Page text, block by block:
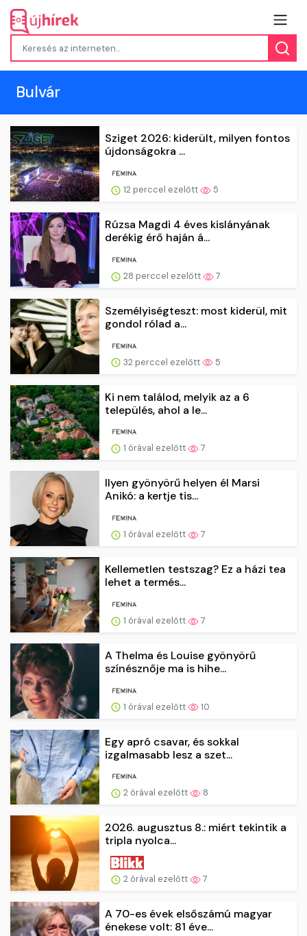
Bulvár
Sziget 2026: kiderült, milyen fontos
újdonságokra ...
12 perccel ezelőtt 5
Rúzsa Magdi 4 éves kislányának
derékig érő haján á...
28 perccel ezelőtt 7
Személyiségteszt: most kiderül, mit
gondol rólad a...
32 perccel ezelőtt 5
Ki nem találod, melyik az a 6
település, ahol a le...
1 órával ezelőtt 7
Ilyen gyönyörű helyen él Marsi
Anikó: a kertje tis...
1 órával ezelőtt 7
Kellemetlen testszag? Ez a házi tea
lehet a termés...
1 órával ezelőtt 7
A Thelma és Louise gyönyörű
színésznője ma is hihe...
1 órával ezelőtt 10
Egy apró csavar, és sokkal
izgalmasabb lesz a szet...
2 órával ezelőtt 8
2026. augusztus 8.: miért tekintik a
tripla nyolca...
2 órával ezelőtt 7
A 70-es évek elsőszámú magyar
énekese volt: 81 éve...